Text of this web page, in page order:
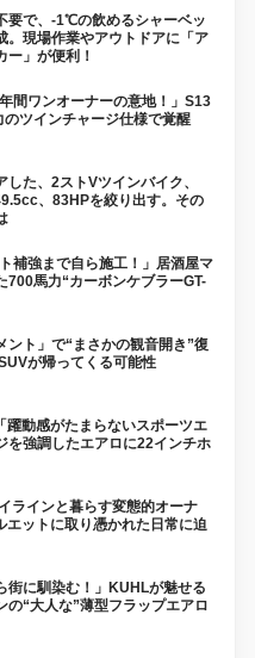
要で、-1℃の飲めるシャーベッ
。現場作業やアウトドアに「ア
ー」が便利！
間ワンオーナーの意地！」S13
ツインチャージ仕様で覚醒
た、2ストVツインバイク、
、83HPを絞り出す。その
補強まで自ら施工！」居酒屋マ
700馬力“カーボンケブラーGT-
ント」で“まさかの観音開き”復
が帰ってくる可能性
躍動感がたまらないスポーツエ
を強調したエアロに22インチホ
ラインと暮らす変態的オーナ
エットに取り憑かれた日常に迫
街に馴染む！」KUHLが魅せる
の“大人な”薄型フラップエアロ